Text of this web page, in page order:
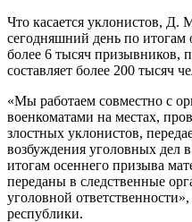
Что касается уклонистов, Д.
сегодняшний день по итогам
более 6 тысяч призывников,
составляет более 200 тысяч
«Мы работаем совместно с
военкоматами на местах,
злостных уклонистов,
возбуждения уголовных дел
итогам осеннего призыва
переданы в следственные
уголовной
республики.